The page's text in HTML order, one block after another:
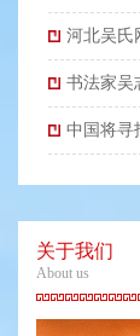
河北吴氏
书法家吴
中国将寻
关于我们
About us